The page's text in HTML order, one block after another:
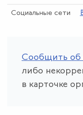
Социальные сети
Сообщить об
либо
в карточке